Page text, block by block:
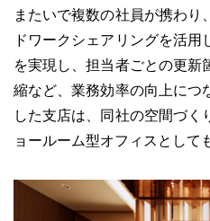
またいで複数の社員が携わ
ドワークシェアリングを活
を実現し、担当者ごとの更
縮など、業務効率の向上につ
した支店は、同社の空間づ
ョールーム型オフィスとして